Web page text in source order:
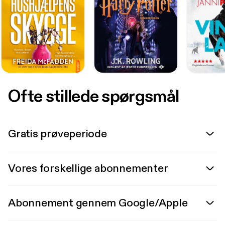
Ofte stillede spørgsmål
Gratis prøveperiode
Vores forskellige abonnementer
Abonnement gennem Google/Apple